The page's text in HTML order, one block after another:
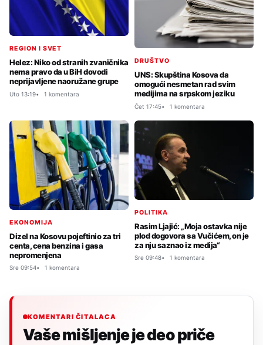
REGION I SVET
Helez: Niko od stranih zvaničnika
nema pravo da u BiH dovodi
neprijavljene naoružane grupe
Uto 13:19 1 komentara
DRUŠTVO
UNS: Skupština Kosova da
omogući nesmetan rad svim
medijima na srpskom jeziku
Čet 17:45 1 komentara
EKONOMIJA
Dizel na Kosovu pojeftinio za tri
centa, cena benzina i gasa
nepromenjena
Sre 09:54 1 komentara
POLITIKA
Rasim Ljajić: „Moja ostavka nije
plod dogovora sa Vučićem, on je
za nju saznao iz medija“
Sre 09:48 1 komentara
KOMENTARI ČITALACA
Vaše mišljenje je deo priče